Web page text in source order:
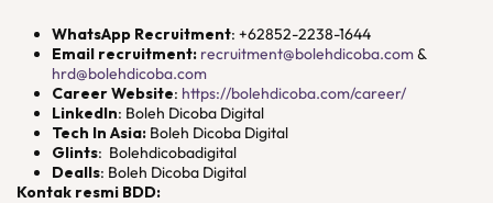
WhatsApp Recruitment: +62852-2238-1644
Email recruitment: recruitment@bolehdicoba.com&
hrd@bolehdicoba.com
Career Website: https://bolehdicoba.com/career/
LinkedIn: Boleh Dicoba Digital
Tech In Asia: Boleh Dicoba Digital
Glints: Bolehdicobadigital
Dealls: Boleh Dicoba Digital
Kontak resmi BDD: